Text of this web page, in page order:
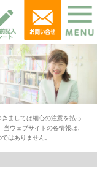
ましては細心の注意を払っ
ウェブサイトの各情報は、
はありません。